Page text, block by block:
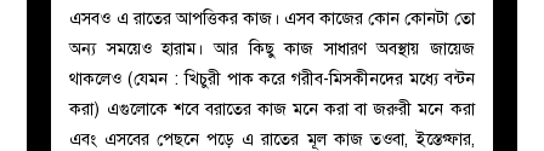
এসবও এ রাতের আপত্তিকর কাজ। এসব কাজের কোন কোনটা তো
অন্য সময়েও হারাম। আর কিছু কাজ সাধারণ অবস্থায় জায়েজ
থাকলেও (যেমন : খিচুরী পাক করে গরীব-মিসকীনদের মধ্যে বন্টন
করা) এগুলোকে শবে বরাতের কাজ মনে করা বা জরুরী মনে করা
এবং এসবের পেছনে পড়ে এ রাতের মূল কাজ তওবা, ইস্তেগ্ফার,